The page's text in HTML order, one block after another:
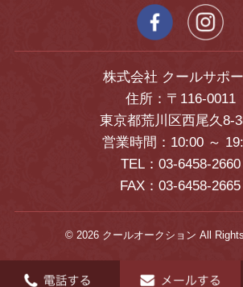
株式会社 クールサポ
住所：〒116-0011
東京都荒川区西尾久8-
営業時間：10:00 ～
TEL：03-6458-2660
FAX：03-6458-2665
© 2026 クールオークション All